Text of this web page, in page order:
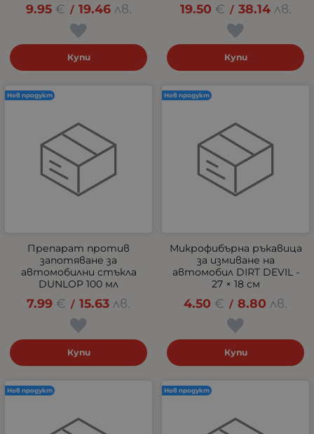
9.95 € / 19.46 лв.
Купи
19.50 € / 38.14 лв.
Купи
Препарат против
запотяване за
автомобилни стъкла
DUNLOP 100 мл
7.99 € / 15.63 лв.
Купи
Нов продукт
Микрофибърна ръкавица
за измиване на
автомобил DIRT DEVIL -
27 × 18 см
4.50 € / 8.80 лв.
Купи
Нов продукт
Нов продукт Нов продукт